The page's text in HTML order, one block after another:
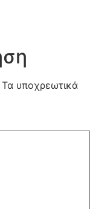
Τα υποχρεωτικά